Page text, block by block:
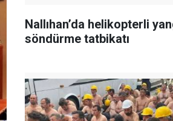
Nallıhan’da helikopterli
söndürme tatbikatı